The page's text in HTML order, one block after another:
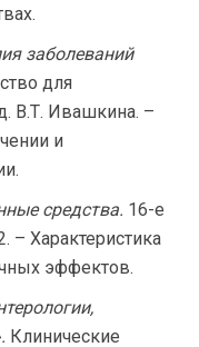
заболеваний
для
В.Т. Ивашкина. –
и
средства. 16-е
– Характеристика
эффектов.
Клинические